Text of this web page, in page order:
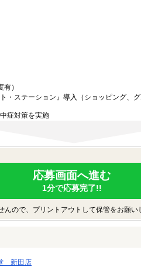
）
・ステーション』導入（ショッピング、
症対策を実施
応募画面へ進む
1分で応募完了!!
ので、プリントアウトして保管をお願い
新田店